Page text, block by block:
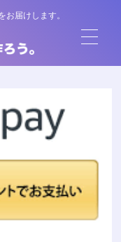
届けします。